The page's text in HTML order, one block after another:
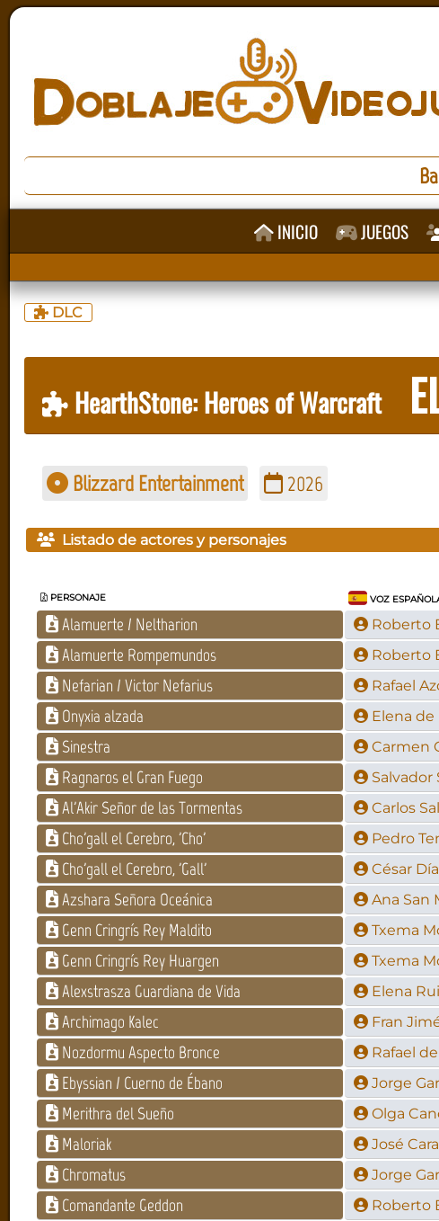
INICIO JUEGOS
DLC
HearthStone: Heroes of Warcraft
Blizzard Entertainment 2026
Listado de actores y personajes
PERSONAJE VOZ
Alamuerte / Neltharion Roberto
Alamuerte Rompemundos Roberto
Nefarian / Victor Nefarius Rafael
Onyxia alzada Elena de
Sinestra Carmen
Ragnaros el Gran Fuego Salvador
Al'Akir Señor de las Tormentas Carlos
Cho'gall el Cerebro, 'Cho' Pedro
Cho'gall el Cerebro, 'Gall' César
Azshara Señora Oceánica Ana San
Genn Cringrís Rey Maldito Txema
Genn Cringrís Rey Huargen Txema
Alexstrasza Guardiana de Vida Elena
Archimago Kalec Fran
Nozdormu Aspecto Bronce Rafael
Ebyssian / Cuerno de Ébano Jorge
Merithra del Sueño Olga
Maloriak José
Chromatus Jorge
Comandante Geddon Roberto